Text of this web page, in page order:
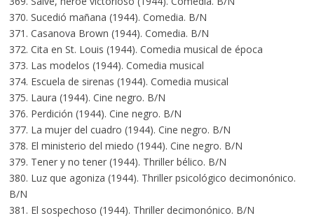
370. Sucedió mañana (1944). Comedia. B/N
371. Casanova Brown (1944). Comedia. B/N
372. Cita en St. Louis (1944). Comedia musical de época
373. Las modelos (1944). Comedia musical
374. Escuela de sirenas (1944). Comedia musical
375. Laura (1944). Cine negro. B/N
376. Perdición (1944). Cine negro. B/N
377. La mujer del cuadro (1944). Cine negro. B/N
378. El ministerio del miedo (1944). Cine negro. B/N
379. Tener y no tener (1944). Thriller bélico. B/N
380. Luz que agoniza (1944). Thriller psicológico decimonónico.
B/N
381. El sospechoso (1944). Thriller decimonónico. B/N